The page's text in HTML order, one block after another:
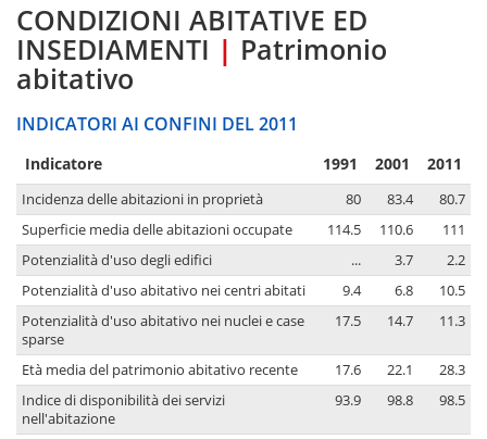
CONDIZIONI ABITATIVE ED
INSEDIAMENTI | Patrimonio
abitativo
INDICATORI AI CONFINI DEL 2011
Indicatore 1991 2001 2011
Incidenza delle abitazioni in proprietà 80 83.4
80.7
Superficie media delle abitazioni occupate
114.5 110.6
111
Potenzialità d'uso degli edifici
... 3.7
2.2
Potenzialità d'uso abitativo nei centri abitati
9.4 6.8
10.5
Potenzialità d'uso abitativo nei nuclei e case
sparse
17.5 14.7 11.3
Età media del patrimonio abitativo recente 17.6 22.1
28.3
Indice di disponibilità dei servizi
nell'abitazione
93.9 98.8 98.5